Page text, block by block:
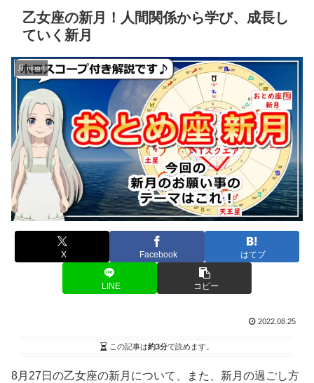
乙女座の新月！人間関係から学び、成長し
ていく新月
月 moon
X Facebook はてブ
LINE コピー
2022.08.25
この記事は約3分で読めます。
8月27日の乙女座の新月について、また、新月の過ごし方